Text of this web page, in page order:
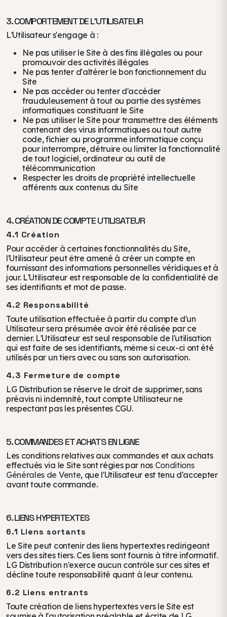
3. COMPORTEMENT DE L'UTILISATEUR
L'Utilisateur s'engage à :
Ne pas utiliser le Site à des fins illégales ou pour
promouvoir des activités illégales
Ne pas tenter d'altérer le bon fonctionnement du
Site
Ne pas accéder ou tenter d'accéder
frauduleusement à tout ou partie des systèmes
informatiques constituant le Site
Ne pas utiliser le Site pour transmettre des éléments
contenant des virus informatiques ou tout autre
code, fichier ou programme informatique conçu
pour interrompre, détruire ou limiter la fonctionnalité
de tout logiciel, ordinateur ou outil de
télécommunication
Respecter les droits de propriété intellectuelle
afférents aux contenus du Site
4. CRÉATION DE COMPTE UTILISATEUR
4.1 Création
Pour accéder à certaines fonctionnalités du Site,
l'Utilisateur peut être amené à créer un compte en
fournissant des informations personnelles véridiques et à
jour. L'Utilisateur est responsable de la confidentialité de
ses identifiants et mot de passe.
4.2 Responsabilité
Toute utilisation effectuée à partir du compte d'un
Utilisateur sera présumée avoir été réalisée par ce
dernier. L'Utilisateur est seul responsable de l'utilisation
qui est faite de ses identifiants, même si ceux-ci ont été
utilisés par un tiers avec ou sans son autorisation.
4.3 Fermeture de compte
LG Distribution se réserve le droit de supprimer, sans
préavis ni indemnité, tout compte Utilisateur ne
respectant pas les présentes CGU.
5. COMMANDES ET ACHATS EN LIGNE
Les conditions relatives aux commandes et aux achats
effectués via le Site sont régies par nos Conditions
Générales de Vente, que l'Utilisateur est tenu d'accepter
avant toute commande.
6. LIENS HYPERTEXTES
6.1 Liens sortants
Le Site peut contenir des liens hypertextes redirigeant
vers des sites tiers. Ces liens sont fournis à titre informatif.
LG Distribution n'exerce aucun contrôle sur ces sites et
décline toute responsabilité quant à leur contenu.
6.2 Liens entrants
Toute création de liens hypertextes vers le Site est